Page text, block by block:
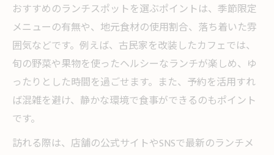
おすすめのランチスポットを選ぶポイントは、季節限定
メニューの有無や、地元食材の使用割合、落ち着いた雰
囲気などです。例えば、古民家を改装したカフェでは、
旬の野菜や果物を使ったヘルシーなランチが楽しめ、ゆ
ったりとした時間を過ごせます。また、予約を活用すれ
ば混雑を避け、静かな環境で食事ができるのもポイント
です。
訪れる際は、店舗の公式サイトやSNSで最新のランチメ